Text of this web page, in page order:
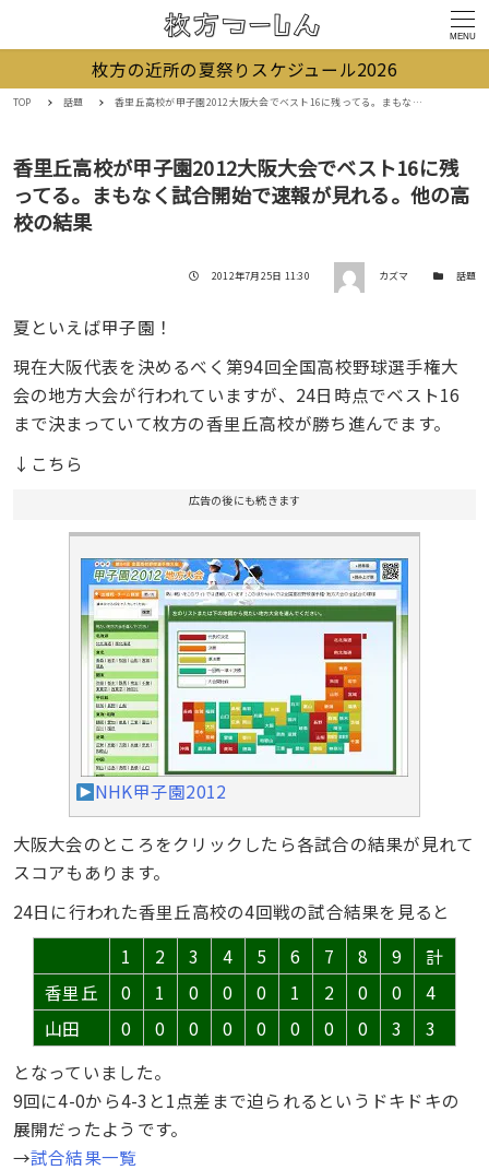
MENU
枚方の近所の夏祭りスケジュール2026
TOP 話題 香里丘高校が甲子園2012大阪大会でベスト16に残ってる。まもなく試合開始で速報が見れる。他の高校の結果
香里丘高校が甲子園2012大阪大会でベスト16に残
ってる。まもなく試合開始で速報が見れる。他の高
校の結果
投稿日
2012年7月25日 11:30 著者 カズマ カテゴリー
話題
夏といえば甲子園！
現在大阪代表を決めるべく第94回全国高校野球選手権大
会の地方大会が行われていますが、24日時点でベスト16
まで決まっていて枚方の香里丘高校が勝ち進んでます。
↓こちら
広告の後にも続きます
NHK甲子園2012
大阪大会のところをクリックしたら各試合の結果が見れて
スコアもあります。
24日に行われた香里丘高校の4回戦の試合結果を見ると
1
2 3 4 5 6 7 8 9
計
香里丘
0 1 0 0 0 1 2 0 0
4
山田
0 0 0 0 0 0 0 0 3
3
となっていました。
9回に4-0から4-3と1点差まで迫られるというドキドキの
展開だったようです。
→試合結果一覧